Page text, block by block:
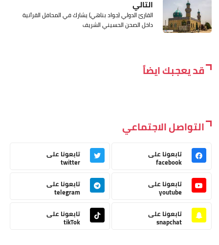
التالي
القارئ الدولي (جواد بناهي) يشارك في المحافل القرآنية
داخل الصحن الحسيني الشريف
قد يعجبك ايضاً
التواصل الاجتماعي
تابعونا على
facebook
تابعونا على
twitter
تابعونا على
youtube
تابعونا على
telegram
تابعونا على
snapchat
تابعونا على
tikTok